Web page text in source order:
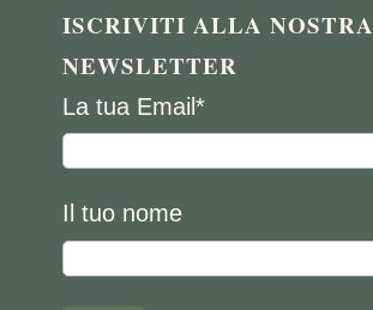
ISCRIVITI ALLA NOSTRA
NEWSLETTER
La tua Email*
Il tuo nome